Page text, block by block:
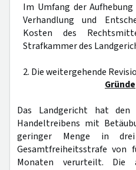
Im Umfang der
Verhandlung und
Kosten des
Strafkammer des
2. Die weitergehende
Gründe
Das Landgericht hat den
Handeltreibens mit
geringer Menge in
Gesamtfreiheitsstrafe von
Monaten verurteilt. Die